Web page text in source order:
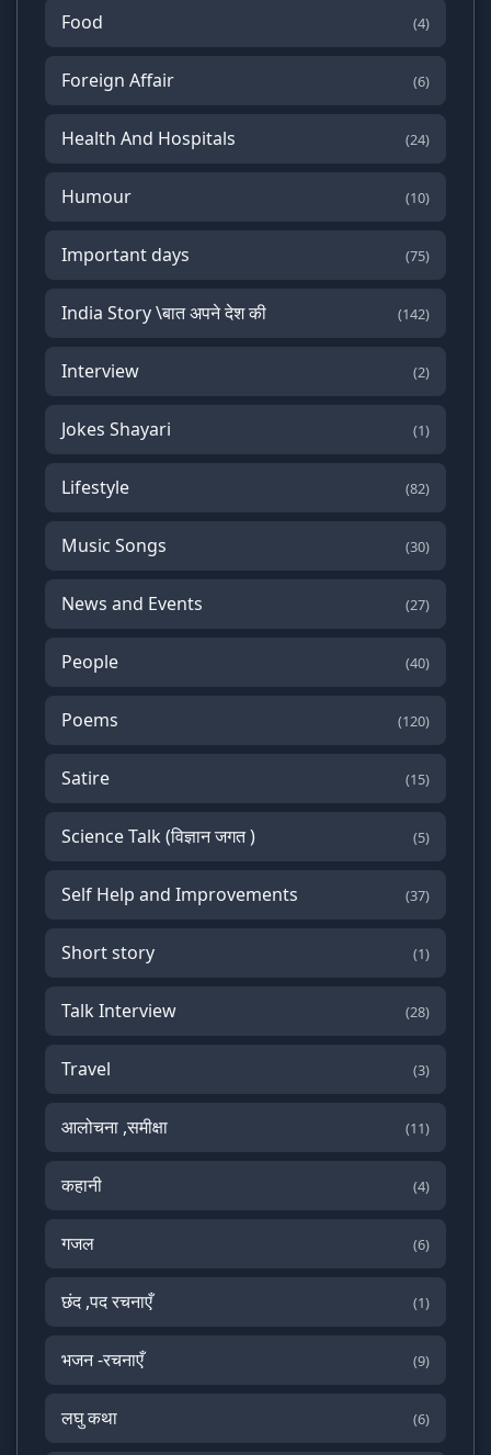
Food (4)
Foreign Affair (6)
Health And Hospitals (24)
Humour (10)
Important days (75)
India Story \बात अपने देश की (142)
Interview (2)
Jokes Shayari (1)
Lifestyle (82)
Music Songs (30)
News and Events (27)
People (40)
Poems (120)
Satire (15)
Science Talk (विज्ञान जगत ) (5)
Self Help and Improvements (37)
Short story (1)
Talk Interview (28)
Travel (3)
आलोचना ,समीक्षा (11)
कहानी (4)
गजल (6)
छंद ,पद रचनाएँ (1)
भजन -रचनाएँ (9)
लघु कथा (6)